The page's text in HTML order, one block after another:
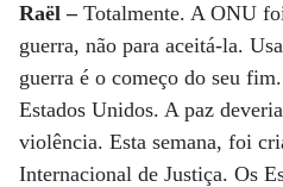
Raël –Totalmente. A ONU
guerra, não para aceitá-la.
guerra é o começo do seu
Estados Unidos. A paz
violência. Esta semana, foi
Internacional de Justiça. Os